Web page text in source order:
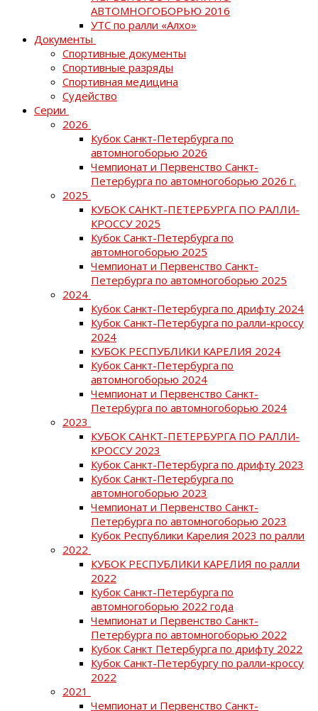
АВТОМНОГОБОРЬЮ 2016
УТС по ралли «Алхо»
Документы
Спортивные документы
Спортивные разряды
Спортивная медицина
Судейство
Серии
2026
Кубок Санкт-Петербурга по
автомногоборью 2026
Чемпионат и Первенство Санкт-
Петербурга по автомногоборью 2026 г.
2025
КУБОК САНКТ-ПЕТЕРБУРГА ПО РАЛЛИ-
КРОССУ 2025
Кубок Санкт-Петербурга по
автомногоборью 2025
Чемпионат и Первенство Санкт-
Петербурга по автомногоборью 2025
2024
Кубок Санкт-Петербурга по дрифту 2024
Кубок Санкт-Петербурга по ралли-кроссу
2024
КУБОК РЕСПУБЛИКИ КАРЕЛИЯ 2024
Кубок Санкт-Петербурга по
автомногоборью 2024
Чемпионат и Первенство Санкт-
Петербурга по автомногоборью 2024
2023
КУБОК САНКТ-ПЕТЕРБУРГА ПО РАЛЛИ-
КРОССУ 2023
Кубок Санкт-Петербурга по дрифту 2023
Кубок Санкт-Петербурга по
автомногоборью 2023
Чемпионат и Первенство Санкт-
Петербурга по автомногоборью 2023
Кубок Республики Карелия 2023 по ралли
2022
КУБОК РЕСПУБЛИКИ КАРЕЛИЯ по ралли
2022
Кубок Санкт-Петербурга по
автомногоборью 2022 года
Чемпионат и Первенство Санкт-
Петербурга по автомногоборью 2022
Кубок Санкт Петербурга по дрифту 2022
Кубок Санкт-Петербургу по ралли-кроссу
2022
2021
Чемпионат и Первенство Санкт-